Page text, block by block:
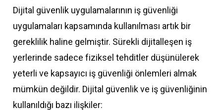
Dijital güvenlik uygulamalarının iş güvenliği
uygulamaları kapsamında kullanılması artık bir
gereklilik haline gelmiştir. Sürekli dijitalleşen iş
yerlerinde sadece fiziksel tehditler düşünülerek
yeterli ve kapsayıcı iş güvenliği önlemleri almak
mümkün değildir. Dijital güvenlik ve iş güvenliğinin
kullanıldığı bazı ilişkiler: